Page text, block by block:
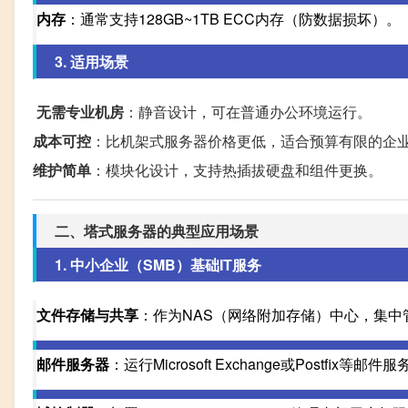
内存 ：通常支持128GB~1TB ECC内存（防数据损坏）。
3. 适用场景
无需专业机房 ：静音设计，可在普通办公环境运行。
成本可控 ：比机架式服务器价格更低，适合预算有限的企业
维护简单 ：模块化设计，支持热插拔硬盘和组件更换。
二、塔式服务器的典型应用场景
1. 中小企业（SMB）基础IT服务
文件存储与共享 ：作为NAS（网络附加存储）中心，集中
邮件服务器 ：运行Microsoft Exchange或Postfix等邮件服务